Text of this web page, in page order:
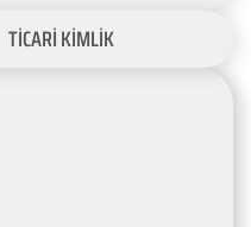
TİCARİ KİMLİK